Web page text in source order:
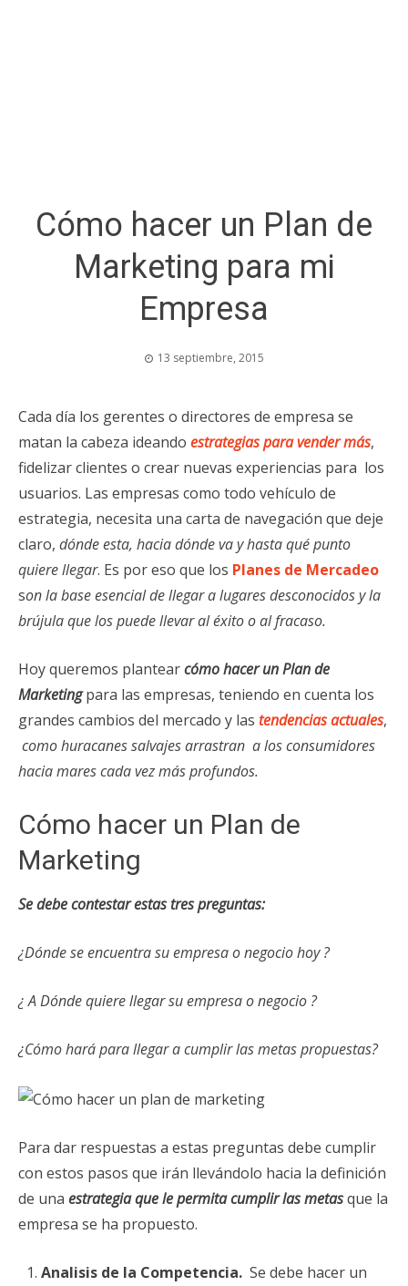
Cómo hacer un Plan de
Marketing para mi
Empresa
13 septiembre, 2015
Cada día los gerentes o directores de empresa se
matan la cabeza ideando estrategias para vender más,
fidelizar clientes o crear nuevas experiencias para los
usuarios. Las empresas como todo vehículo de
estrategia, necesita una carta de navegación que deje
claro, dónde esta, hacia dónde va y hasta qué punto
quiere llegar. Es por eso que los Planes de Mercadeo
son la base esencial de llegar a lugares desconocidos y la
brújula que los puede llevar al éxito o al fracaso.
Hoy queremos plantearcómo hacer un Plan de
Marketingpara las empresas, teniendo en cuenta los
grandes cambios del mercado y las tendencias actuales,
como huracanes salvajes arrastran a los consumidores
hacia mares cada vez más profundos.
Cómo hacer un Plan de
Marketing
Se debe contestar estas tres preguntas:
¿Dónde se encuentra su empresa o negocio hoy ?
¿ A Dónde quiere llegar su empresa o negocio ?
¿Cómo hará para llegar a cumplir las metas propuestas?
Para dar respuestas a estas preguntas debe cumplir
con estos pasos que irán llevándolo hacia la definición
de una estrategia que le permita cumplir las metasque la
empresa se ha propuesto.
Analisis de la Competencia. Se debe hacer un